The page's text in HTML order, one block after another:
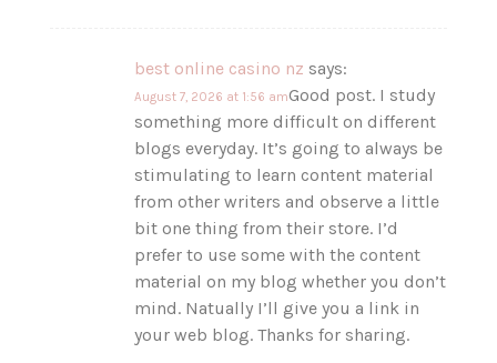
best online casino nz says:
August 7, 2026 at 1:56 amGood post. I study
something more difficult on different
blogs everyday. It’s going to always be
stimulating to learn content material
from other writers and observe a little
bit one thing from their store. I’d
prefer to use some with the content
material on my blog whether you don’t
mind. Natually I’ll give you a link in
your web blog. Thanks for sharing.